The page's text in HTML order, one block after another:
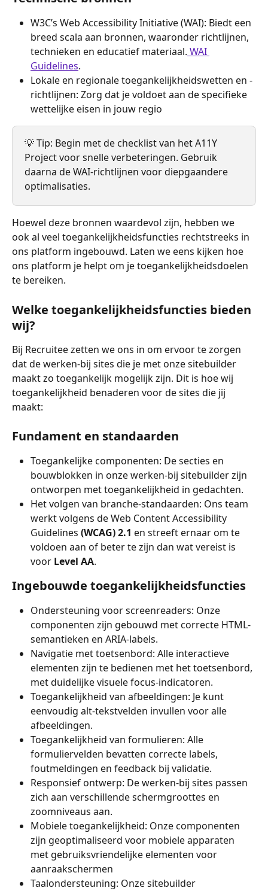
W3C’s Web Accessibility Initiative (WAI): Biedt een
breed scala aan bronnen, waaronder richtlijnen,
technieken en educatief materiaal. WAI
Guidelines.
Lokale en regionale toegankelijkheidswetten en -
richtlijnen: Zorg dat je voldoet aan de specifieke
wettelijke eisen in jouw regio
💡 Tip: Begin met de checklist van het A11Y
Project voor snelle verbeteringen. Gebruik
daarna de WAI-richtlijnen voor diepgaandere
optimalisaties.
Hoewel deze bronnen waardevol zijn, hebben we
ook al veel toegankelijkheidsfuncties rechtstreeks in
ons platform ingebouwd. Laten we eens kijken hoe
ons platform je helpt om je toegankelijkheidsdoelen
te bereiken.
Welke toegankelijkheidsfuncties bieden
wij?
Bij Recruitee zetten we ons in om ervoor te zorgen
dat de werken-bij sites die je met onze sitebuilder
maakt zo toegankelijk mogelijk zijn. Dit is hoe wij
toegankelijkheid benaderen voor de sites die jij
maakt:
Fundament en standaarden
Toegankelijke componenten: De secties en
bouwblokken in onze werken-bij sitebuilder zijn
ontworpen met toegankelijkheid in gedachten.
Het volgen van branche-standaarden: Ons team
werkt volgens de Web Content Accessibility
Guidelines (WCAG) 2.1 en streeft ernaar om te
voldoen aan of beter te zijn dan wat vereist is
voor Level AA.
Ingebouwde toegankelijkheidsfuncties
Ondersteuning voor screenreaders: Onze
componenten zijn gebouwd met correcte HTML-
semantieken en ARIA-labels.
Navigatie met toetsenbord: Alle interactieve
elementen zijn te bedienen met het toetsenbord,
met duidelijke visuele focus-indicatoren.
Toegankelijkheid van afbeeldingen: Je kunt
eenvoudig alt-tekstvelden invullen voor alle
afbeeldingen.
Toegankelijkheid van formulieren: Alle
formuliervelden bevatten correcte labels,
foutmeldingen en feedback bij validatie.
Responsief ontwerp: De werken-bij sites passen
zich aan verschillende schermgroottes en
zoomniveaus aan.
Mobiele toegankelijkheid: Onze componenten
zijn geoptimaliseerd voor mobiele apparaten
met gebruiksvriendelijke elementen voor
aanraakschermen
Taalondersteuning: Onze sitebuilder